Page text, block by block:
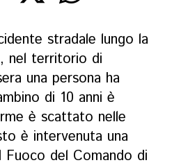
stradale lungo la
nel territorio di
una persona ha
di 10 anni è
è scattato nelle
è intervenuta una
Fuoco del Comando di